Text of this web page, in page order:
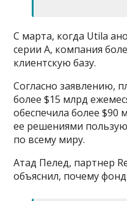
С марта, когда Utila
серии A, компания
клиентскую базу.
Согласно заявлению,
более $15 млрд
обеспечила более $90
ее решениями
по всему миру.
Атад Пелед, партнер
объяснил, почему